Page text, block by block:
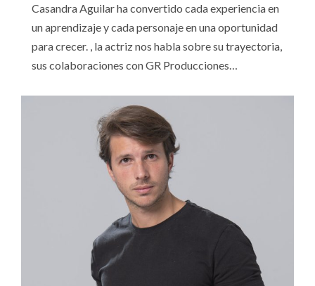
Casandra Aguilar ha convertido cada experiencia en
un aprendizaje y cada personaje en una oportunidad
para crecer. , la actriz nos habla sobre su trayectoria,
sus colaboraciones con GR Producciones…